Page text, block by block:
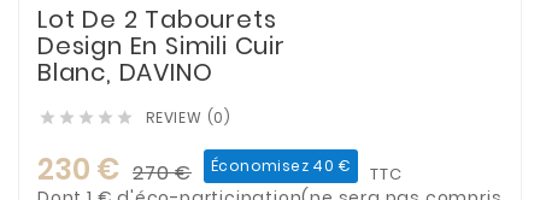
Lot De 2 Tabourets
Design En Simili Cuir
Blanc, DAVINO
     REVIEW (0)
230 € 270 € Économisez 40 € TTC